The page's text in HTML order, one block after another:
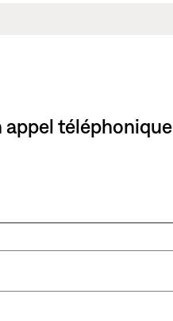
appel téléphonique